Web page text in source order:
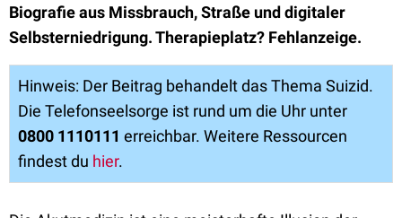
Biografie aus Missbrauch, Straße und digitaler
Selbsterniedrigung. Therapieplatz? Fehlanzeige.
Hinweis: Der Beitrag behandelt das Thema Suizid.
Die Telefonseelsorge ist rund um die Uhr unter
0800 1110111 erreichbar. Weitere Ressourcen
findest du hier.